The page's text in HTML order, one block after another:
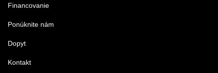
VAŠA OTÁZKA K PRODUKTU
Financovanie
Ponúknite nám
Dopyt
Kontakt